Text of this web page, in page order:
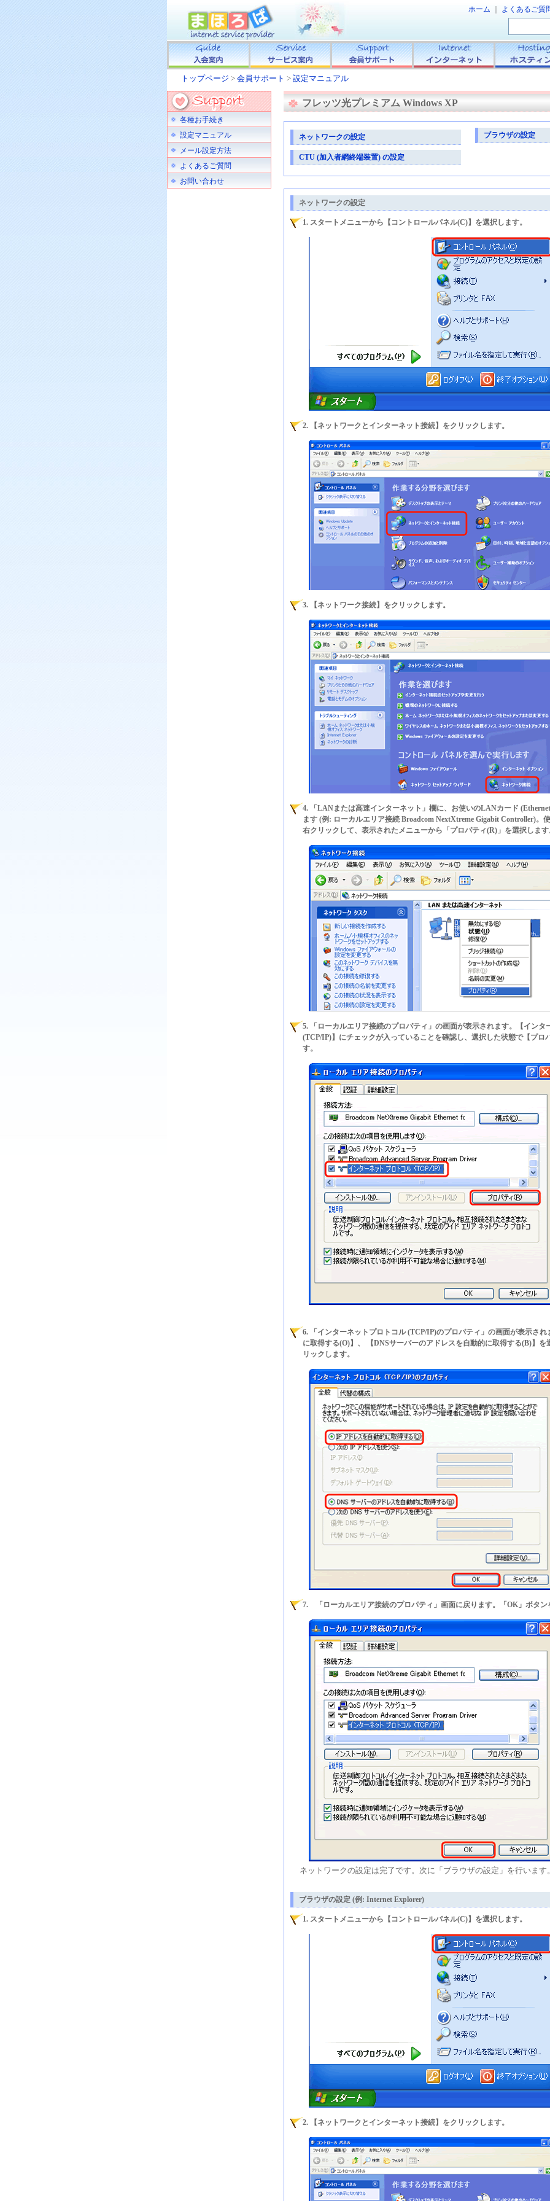
ホーム よくあるご質
トップページ > 会員サポート > 設定マニュアル
各種お手続き
設定マニュアル
メール設定方法
よくあるご質問
お問い合わせ
フレッツ光プレミアム Windows XP
ネットワークの設定
CTU (加入者網終端装置) の設定
ブラウザの設定
ネットワークの設定
1. スタートメニューから【コントロールパネル(C)】を選択します。
2. 【ネットワークとインターネット接続】をクリックします。
3. 【ネットワーク接続】をクリックします。
4. 「LANまたは高速インターネット」欄に、お使いのLANカード
ます (例: ローカルエリア接続 Broadcom NextXtreme Gigabit Controller)。
右クリックして、表示されたメニューから「プロパティ(R)」を選択します
5. 「ローカルエリア接続のプロパティ」の画面が表示されます。【インタ
(TCP/IP)】にチェックが入っていることを確認し、選択した状態で【プロ
す。
6. 「インターネットプロトコル (TCP/IP)のプロパティ」の画面が表示さ
に取得する(O)】、 【DNSサーバーのアドレスを自動的に取得する(B)】を
リックします。
7. 「ローカルエリア接続のプロパティ」画面に戻ります。「OK」ボタン
ネットワークの設定は完了です。次に「ブラウザの設定」を行います。
ブラウザの設定 (例: Internet Explorer)
1. スタートメニューから【コントロールパネル(C)】を選択します。
2. 【ネットワークとインターネット接続】をクリックします。